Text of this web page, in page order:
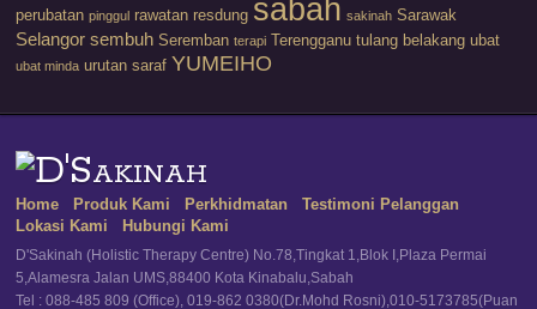
perubatan pinggul rawatan resdung sabah sakinah Sarawak
Selangor sembuh Seremban terapi Terengganu tulang belakang ubat
ubat minda urutan saraf YUMEIHO
Home Produk Kami Perkhidmatan
Testimoni Pelanggan
Lokasi Kami
Hubungi Kami
D'Sakinah (Holistic Therapy Centre) No.78,Tingkat 1,Blok I,Plaza Permai
5,Alamesra Jalan UMS,88400 Kota Kinabalu,Sabah
Tel : 088-485 809 (Office), 019-862 0380(Dr.Mohd Rosni),010-5173785(Puan